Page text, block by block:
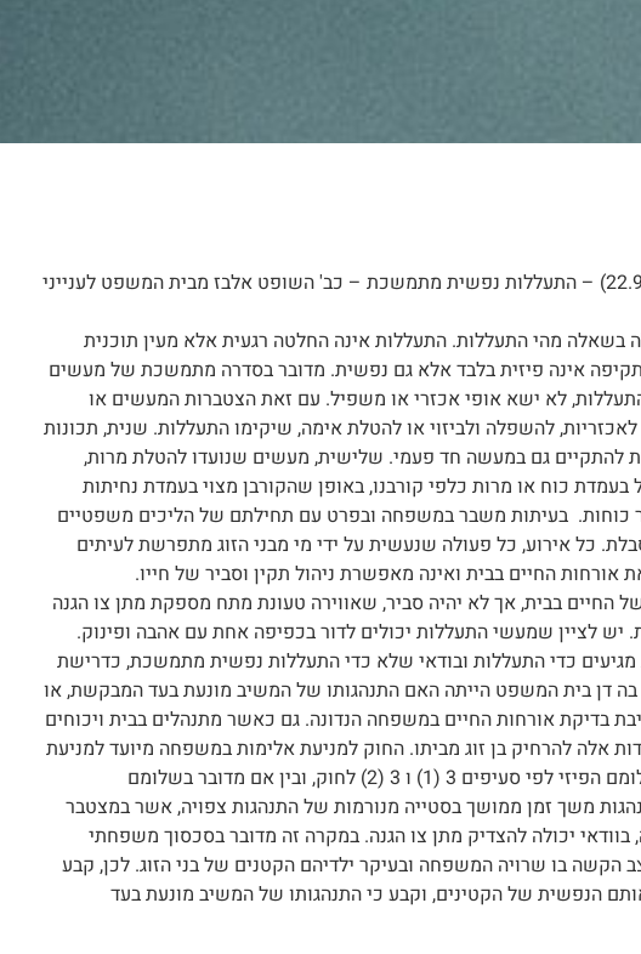
תמ"ש (י-ם) 17635/03 י.מ נ' י.א. (לא פורסם, פס"ד מיום 22.9.04) – התעללות נפשית מתמשכת – כב' השופט אלבז מבית המשפט לענייני
מהי התעללות. התעללות אינה החלטה רגעית אלא מעין תוכנית
אינה פיזית בלבד אלא גם נפשית. מדובר בסדרה מתמשכת של מעשים
לא ישא אופי אכזרי או משפיל. עם זאת הצטברות המעשים או
להשפלה ולביזוי או להטלת אימה, שיקימו התעללות. שנית, תכונות
להתקיים גם במעשה חד פעמי. שלישית, מעשים שנועדו להטלת מרות,
כוח או מרות כלפי קורבנו, באופן שהקורבן מצוי בעמדת נחיתות
כוחות. בעיתות משבר במשפחה ובפרט עם תחילתם של הליכים משפטיים
כל אירוע, כל פעולה שנעשית על ידי מי מבני הזוג מתפרשת לעיתים
החיים בבית ואינה מאפשרת ניהול תקין וסביר של חייו.
החיים בבית, אך לא יהיה סביר, שאווירה טעונת מתח מספקת מתן צו הגנה
לציין שמעשי התעללות יכולים לדור בכפיפה אחת עם אהבה ופינוק.
כדי התעללות ובודאי שלא כדי התעללות נפשית מתמשכת, כדרישת
דן בית המשפט הייתה האם התנהגותו של המשיב מונעת בעד המבקשת, או
בדיקת אורחות החיים במשפחה הנדונה. גם כאשר מתנהלים בבית ויכוחים
אלה להרחיק בן זוג מביתו. החוק למניעת אלימות במשפחה מיועד למניעת
פגיעות חמורות בשלומם של בני משפחה בין אם המדובר בשלומם הפיזי לפי סעיפים 3 (1) ו 3 (2) לחוק, ובין אם מדובר בשלומם
לפי סעיף 3 (3) לחוק. ברם, התנהגות משך זמן ממושך בסטייה מנורמות של התנהגות צפויה, אשר במצטבר
יכולה להצדיק מתן צו הגנה. במקרה זה מדובר בסכסוך משפחתי
בו שרויה המשפחה ובעיקר ילדיהם הקטנים של בני הזוג. לכן, קבע
הנפשית של הקטינים, וקבע כי התנהגותו של המשיב מונעת בעד